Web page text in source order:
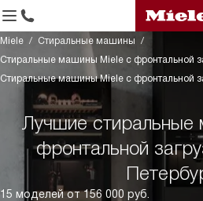
Miele
Стиральные машины
Стиральные машины Miele с фронтальной
Стиральные машины Miele с фронтальной
Лучшие стиральные
фронтальной
15 моделей от 156 000 руб.